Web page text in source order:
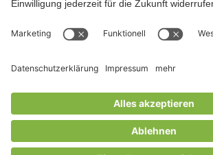
Uhr und am Wochenende bis 19 Uhr
© Copyright 2026 Hofgut